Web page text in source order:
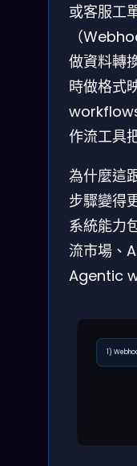
或客服工
（
做資料轉
時做格式
作流工具
為什麼這
步驟變得
系統能力
流市場、
Agentic
1)